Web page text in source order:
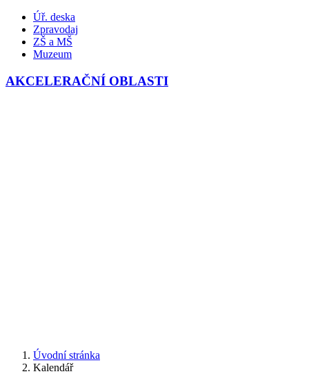
Úř. deska
Zpravodaj
ZŠ a MŠ
Muzeum
AKCELERAČNÍ OBLASTI
Úvodní stránka
Kalendář